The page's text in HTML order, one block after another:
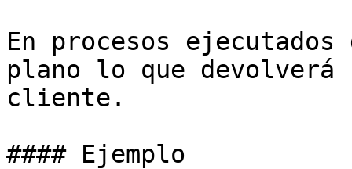
En procesos
plano lo que
cliente.
#### Ejemplo